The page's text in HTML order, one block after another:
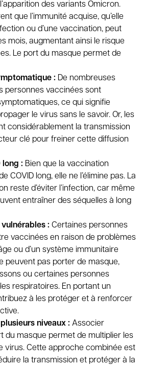
des variants Omicron.
que l’immunité acquise, qu’elle
ou d’une vaccination, peut
mois, augmentant ainsi le risque
Le port du masque permet de
: De nombreuses
personnes vaccinées sont
ce qui signifie
le virus sans le savoir. Or, les
considérablement la transmission
clé pour freiner cette diffusion
long : Bien que la vaccination
COVID long, elle ne l’élimine pas. La
reste d’éviter l’infection, car même
entraîner des séquelles à long
: Certaines personnes
vaccinées en raison de problèmes
ou d’un système immunitaire
peuvent pas porter de masque,
ou certaines personnes
respiratoires. En portant un
à les protéger et à renforcer
niveaux : Associer
du masque permet de multiplier les
virus. Cette approche combinée est
la transmission et protéger à la